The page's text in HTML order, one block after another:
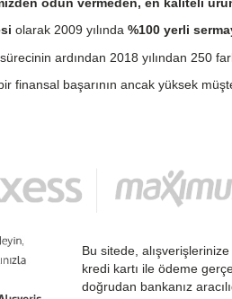
olarak 2009 yılında %100 yerli
sürecinin ardından 2018 yılından 250
finansal başarının ancak yüksek
Bu sitede,
kredi kartı ile ödeme
doğrudan bankanız